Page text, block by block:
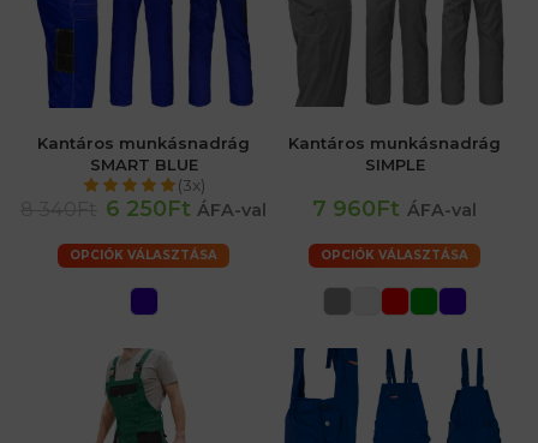
Kantáros munkásnadrág
SMART BLUE
(3x)
6 250Ft ÁFA-val
OPCIÓK VÁLASZTÁSA
Kantáros munkásnadrág
SIMPLE
7 960Ft ÁFA-val
OPCIÓK VÁLASZTÁSA